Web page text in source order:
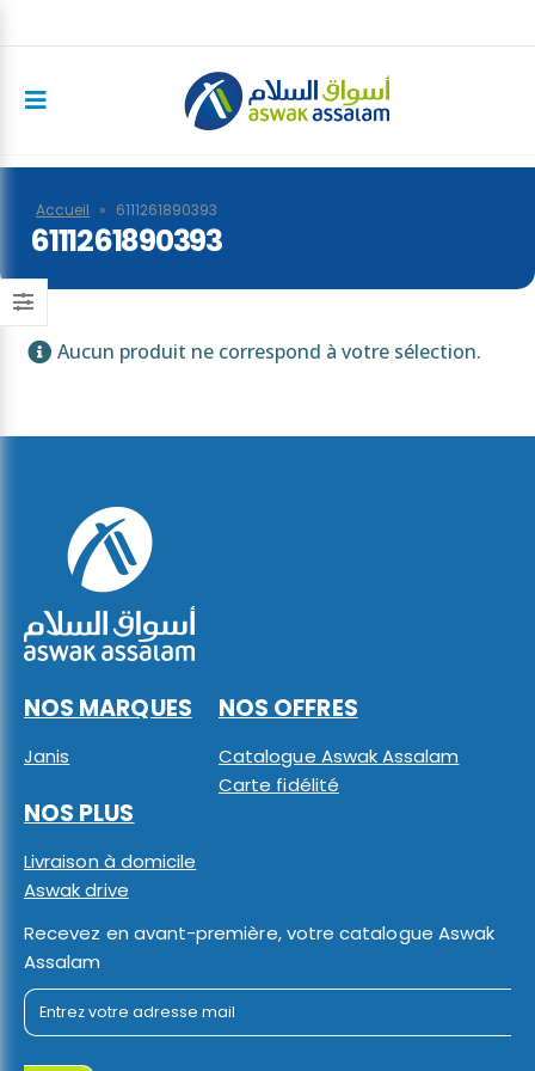
Accueil » 6111261890393
6111261890393
Aucun produit ne correspond à votre sélection.
NOS MARQUES
Janis
NOS OFFRES
Catalogue Aswak Assalam
Carte fidélité
NOS PLUS
Livraison à domicile
Aswak drive
Recevez en avant-première, votre catalogue Aswak
Assalam